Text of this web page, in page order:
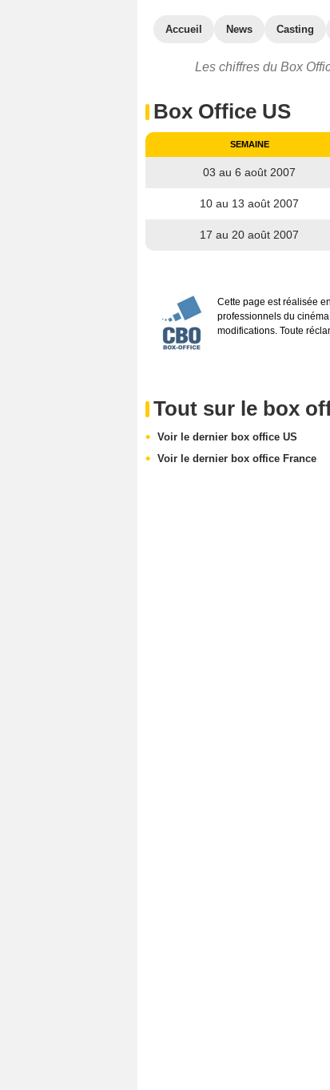
Accueil News Casting
Les chiffres du Box
Box Office US
SEMAINE
03 au 6 août 2007
10 au 13 août 2007
17 au 20 août 2007
Cette page est réalisée
professionnels du
modifications. Toute
Tout sur le box
Voir le dernier box office US
Voir le dernier box office France